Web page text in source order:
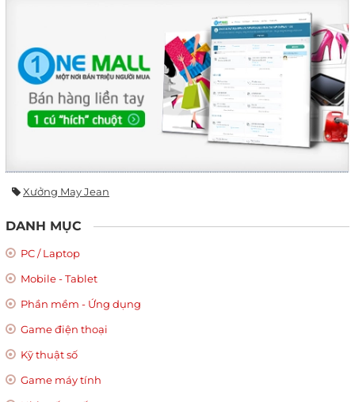
Xưởng May Jean
DANH MỤC
PC / Laptop
Mobile - Tablet
Phần mềm - Ứng dụng
Game điện thoại
Kỹ thuật số
Game máy tính